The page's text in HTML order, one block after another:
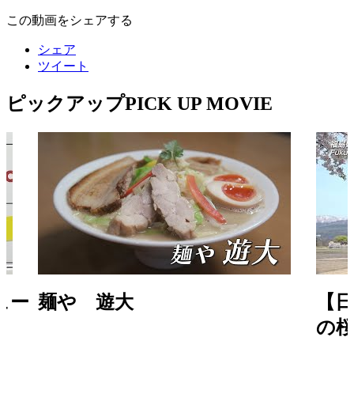
この動画をシェアする
シェア
ツイート
ピックアップPICK UP MOVIE
ー 麺や 遊大
【
の